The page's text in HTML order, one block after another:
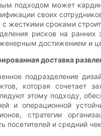
подходом может
своих
жесткими сроками
рисков на ранних
достижением и
доставка
подразделение
которая
этому подходу,
и операционной
стратегии
посетителей и средний